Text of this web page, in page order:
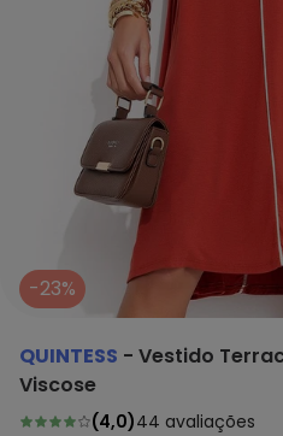
-23%
QUINTESS - Vestido
Viscose
(4,0)44 avaliações